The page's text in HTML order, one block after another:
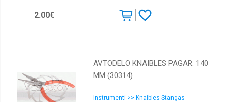
2.00€
AVTODELO KNAIBLES PAGAR. 140
MM (30314)
Instrumenti >> Knaibles Stangas